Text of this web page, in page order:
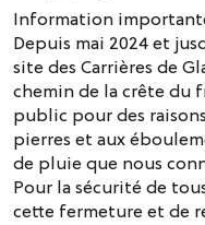
Information
Depuis mai 2024 et
site des Carrières de
chemin de la crête du
public pour des
pierres et aux
de pluie que nous
Pour la sécurité de
cette fermeture et de